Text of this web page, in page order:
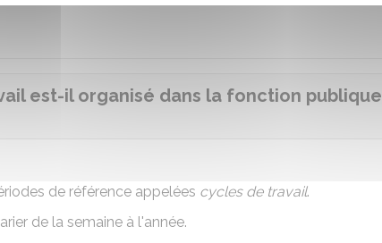
est-il organisé dans la fonction publique
de référence appelées cycles de travail.
de la semaine à l'année.